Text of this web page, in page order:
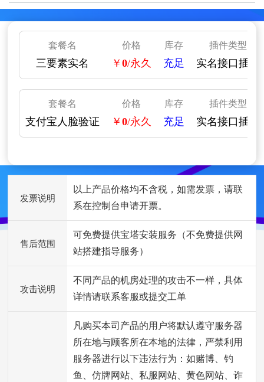
套餐名
三要素实名
价格
￥0/永久
库存
充足
插件类型
实名接口插件
套餐名
支付宝人脸验证
价格
￥0/永久
库存
充足
插件类型
实名接口插件
发票说明
以上产品价格均不含税，如需发票，请联
系在控制台申请开票。
售后范围
可免费提供宝塔安装服务（不免费提供网
站搭建指导服务）
攻击说明
不同产品的机房处理的攻击不一样，具体
详情请联系客服或提交工单
凡购买本司产品的用户将默认遵守服务器
所在地与顾客所在本地的法律，严禁利用
服务器进行以下违法行为：如赌博、钓
鱼、仿牌网站、私服网站、黄色网站、诈